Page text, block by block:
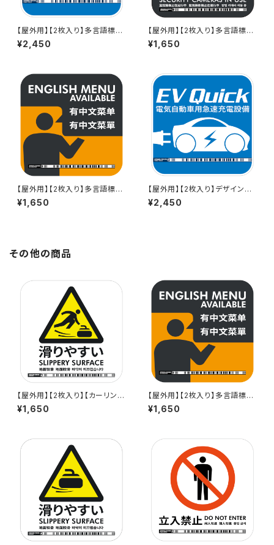
【屋外用】【2枚入り】多言語標識
「EV 200V（反射タイプ）」- 150
x150mm/英語/スマホ連携 充
¥2,450
【屋外用】【2枚入り】多言語標識
「防犯カメラ作動中（グレー）」- 1
50x150mm/5言語/スマホ連携
¥1,650
【屋外用】【2枚入り】多言語標識
「外国語メニューあります(グレ
ー)」- 150x150mm/3言語/新J
¥1,650
【屋外用】【2枚入り】デザイン標
識「EV QUICK（反射）」- 150x1
50mm/英語＋日本語/スマホ連
¥2,450
その他の商品
【屋外用】【2枚入り】【カーリング
版】多言語標識「滑りやすい
（白）」- 150x150mm/5言語/新
カー - GDC-200000021176
¥1,650
【屋外用】【2枚入り】多言語標識
「外国語メニューあります(グレ
ー)」- 150x150mm/3言語/新J
カー - GDC-20000000005
3-1709
¥1,650